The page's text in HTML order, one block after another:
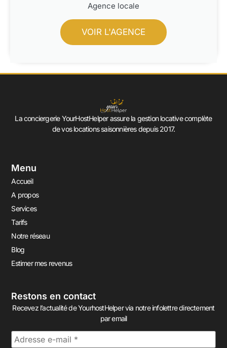
Agence locale
VOIR L'AGENCE
La conciergerie YourHostHelper assure la gestion locative complète
de vos locations saisonnières depuis 2017.
Menu
Accueil
A propos
Services
Tarifs
Notre réseau
Blog
Estimer mes revenus
Restons en contact
Recevez l’actualité de YourhostHelper via notre infolettre directement
par email